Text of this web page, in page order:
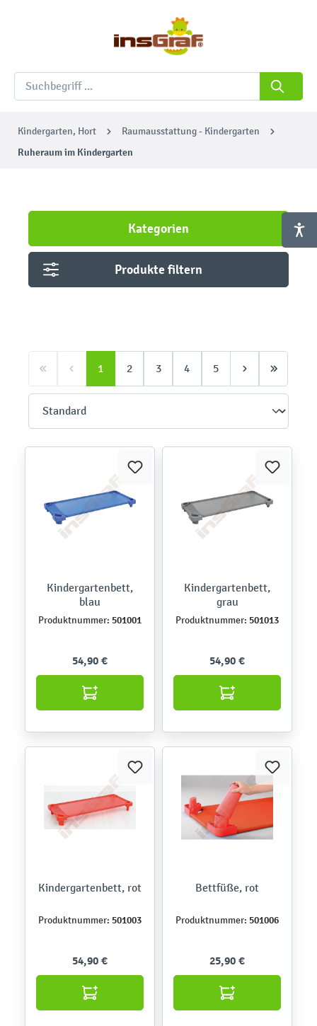
Kindergarten, Hort Raumausstattung - Kindergarten
Ruheraum im Kindergarten
Kategorien
Produkte filtern
1 2 3 4 5
Kindergartenbett,
blau
Produktnummer: 501001
54,90 €
Kindergartenbett,
grau
Produktnummer: 501013
54,90 €
Kindergartenbett, rot
Produktnummer: 501003
54,90 €
Bettfüße, rot
Produktnummer: 501006
25,90 €